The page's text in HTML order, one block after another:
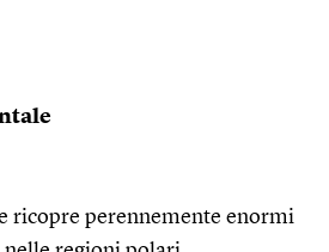
ricopre perennemente enormi